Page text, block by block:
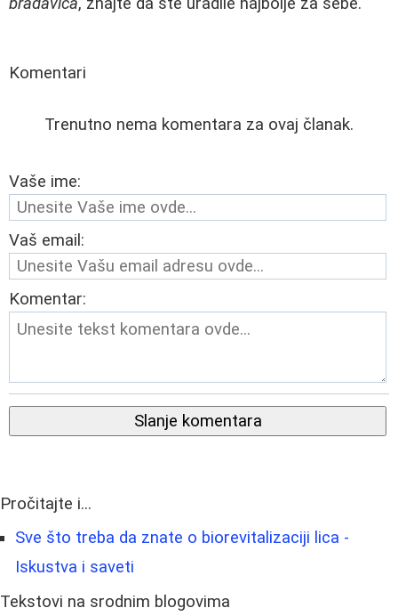
Komentari
Trenutno nema komentara za ovaj članak.
Vaše ime:
Vaš email:
Komentar:
Slanje komentara
Pročitajte i...
Sve što treba da znate o biorevitalizaciji lica -
Iskustva i saveti
Tekstovi na srodnim blogovima